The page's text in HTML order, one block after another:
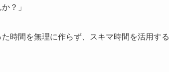
？」
時間を無理に作らず、スキマ時間を活用する